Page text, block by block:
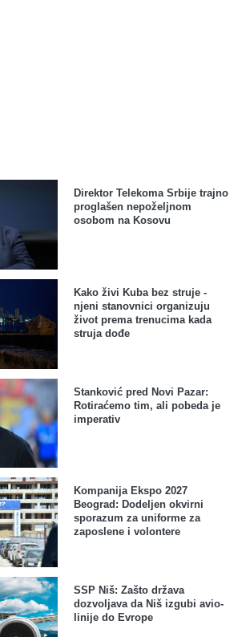
Direktor Telekoma Srbije trajno
proglašen nepoželjnom
osobom na Kosovu
Kako živi Kuba bez struje -
njeni stanovnici organizuju
život prema trenucima kada
struja dođe
Stanković pred Novi Pazar:
Rotiraćemo tim, ali pobeda je
imperativ
Kompanija Ekspo 2027
Beograd: Dodeljen okvirni
sporazum za uniforme za
zaposlene i volontere
SSP Niš: Zašto država
dozvoljava da Niš izgubi avio-
linije do Evrope